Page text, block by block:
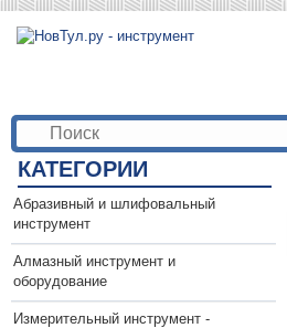
КАТЕГОРИИ
Абразивный и шлифовальный
инструмент
Алмазный инструмент и
оборудование
Измерительный инструмент -